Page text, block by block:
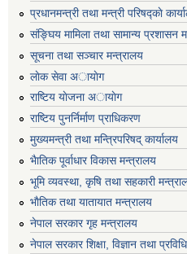
प्रधानमन्त्री तथा मन्त्री परिषद्काे
संङ्घिय मामिला तथा सामान्य प्रशासन
सूचना तथा सञ्चार मन्त्रालय
लाेक सेवा अायाेग
राष्टिय याेजना अायाेग
राष्टिय पुनर्निर्माण प्राधिकरण
मुख्यमन्त्री तथा मन्त्रिपरिषद् कार्यालय
भैातिक पूर्वाधार विकास मन्त्रालय
भूमि व्यवस्था, कृषि तथा सहकारी
भाैतिक तथा यातायात मन्त्रालय
नेपाल सरकार गृह मन्त्रालय
नेपाल सरकार शिक्षा, विज्ञान तथा